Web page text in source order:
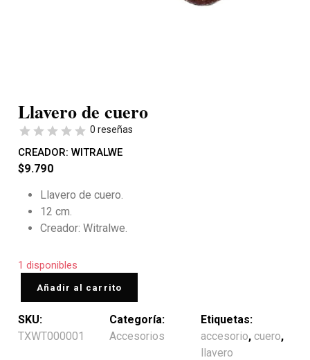
Llavero de cuero
0 reseñas
CREADOR: WITRALWE
$9.790
Llavero de cuero.
12 cm.
Creador: Witralwe.
1 disponibles
Añadir al carrito
SKU:
TXWT000001
Categoría:
Accesorios
Etiquetas:
accesorio, cuero,
llavero